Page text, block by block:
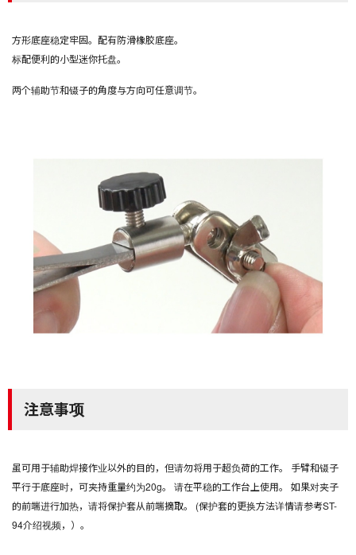
方形底座稳定牢固。配有防滑橡胶底座。
标配便利的小型迷你托盘。
两个辅助节和镊子的角度与方向可任意调节。
注意事项
虽可用于辅助焊接作业以外的目的，但请勿将用于超负荷的工作。 手臂和镊子
平行于底座时，可夹持重量约为20g。 请在平稳的工作台上使用。 如果对夹子
的前端进行加热，请将保护套从前端摘取。 (保护套的更换方法详情请参考ST-
94介绍视频，）。